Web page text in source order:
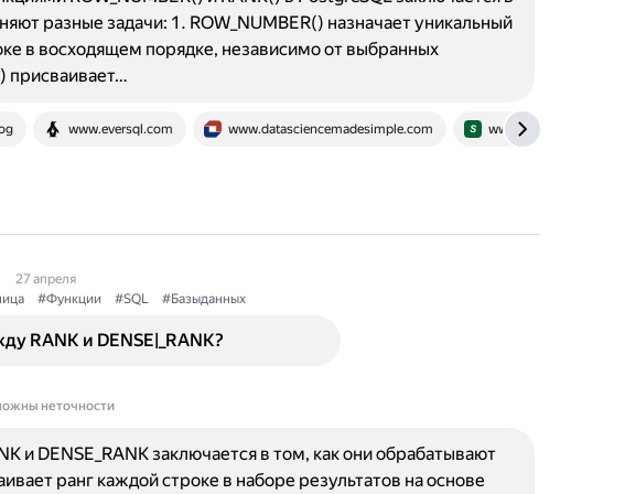
www.eversql.com www.datasciencemadesimple.com www.slingacademy.com
разные задачи: 1. ROW_NUMBER() назначает уникальный
в восходящем порядке, независимо от выбранных
присваивает…
27 апреля
#Функции #SQL #Базыданных
RANK и DENSE|_RANK?
неточности
и DENSE_RANK заключается в том, как они обрабатывают
ранг каждой строке в наборе результатов на основе